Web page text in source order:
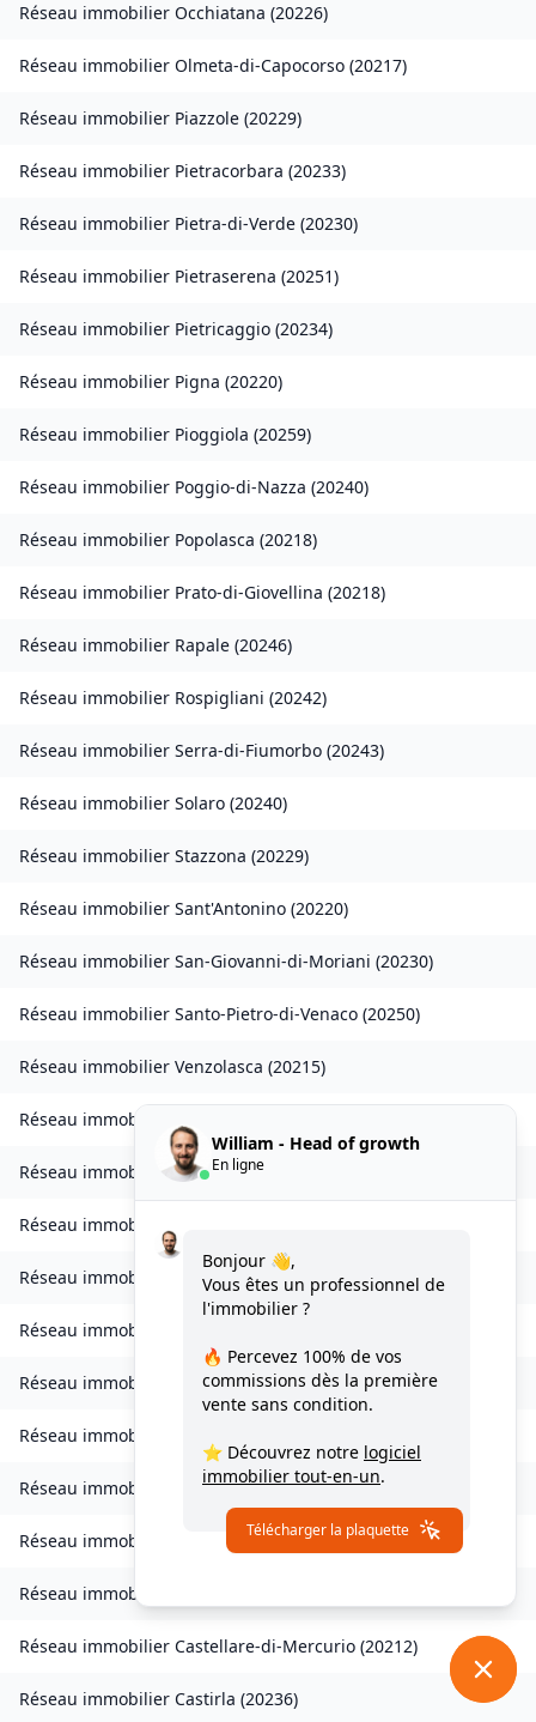
Réseau immobilier Occhiatana (20226)
Réseau immobilier Olmeta-di-Capocorso (20217)
Réseau immobilier Piazzole (20229)
Réseau immobilier Pietracorbara (20233)
Réseau immobilier Pietra-di-Verde (20230)
Réseau immobilier Pietraserena (20251)
Réseau immobilier Pietricaggio (20234)
Réseau immobilier Pigna (20220)
Réseau immobilier Pioggiola (20259)
Réseau immobilier Poggio-di-Nazza (20240)
Réseau immobilier Popolasca (20218)
Réseau immobilier Prato-di-Giovellina (20218)
Réseau immobilier Rapale (20246)
Réseau immobilier Rospigliani (20242)
Réseau immobilier Serra-di-Fiumorbo (20243)
Réseau immobilier Solaro (20240)
Réseau immobilier Stazzona (20229)
Réseau immobilier Sant'Antonino (20220)
Réseau immobilier San-Giovanni-di-Moriani (20230)
Réseau immobilier Santo-Pietro-di-Venaco (20250)
Réseau immobilier Venzolasca (20215)
Réseau immobilier
Réseau immobilierZilia(20214
Réseau immobilier
Réseau immobilier Ampriani(20272
Réseau immobilier
Réseau immobilier Borgo(20290)
Réseau immobilier
Réseau immobilier Campana(20229)
Réseau immobilier Canale-di-Verde (20230)
Réseau immobilier
Réseau immobilier Castellare-di-Mercurio (20212)
Réseau immobilier Castirla (20236)
William - Head of growth
En ligne
Bonjour 👋,
Vous êtes un professionnel de
l'immobilier ?
🔥 Percevez 100% de vos
commissions dès la première
vente sans condition.
⭐ Découvrez notre logiciel
immobilier tout-en-un.
Télécharger la plaquette